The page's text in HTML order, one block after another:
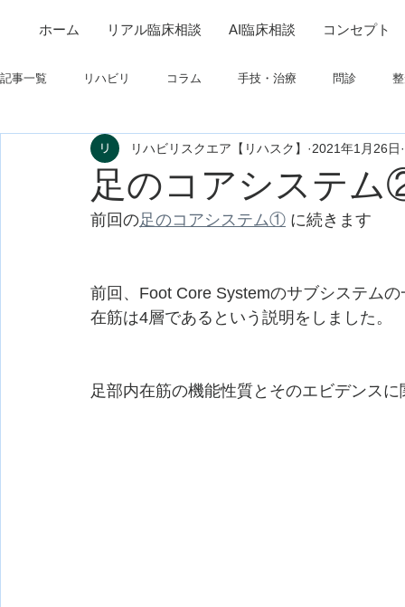
ホーム リアル臨床相談 AI臨床相談 コンセプト
記事一覧 リハビリ コラム 手技・治療 問診
制度関連 学会・研究関連 高次脳機能障害
フィジカルアセスメント 仕事について 栄養
足のコアシステ
リハビリスクエア【リハスク】 2021年1月26日
前回の足のコアシステム① に続きます
前回、Foot Core Systemのサブシステム
在筋は4層であるという説明をしました。
足部内在筋の機能性質とそのエビデンス